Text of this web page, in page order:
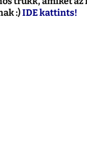
:)IDE kattints!